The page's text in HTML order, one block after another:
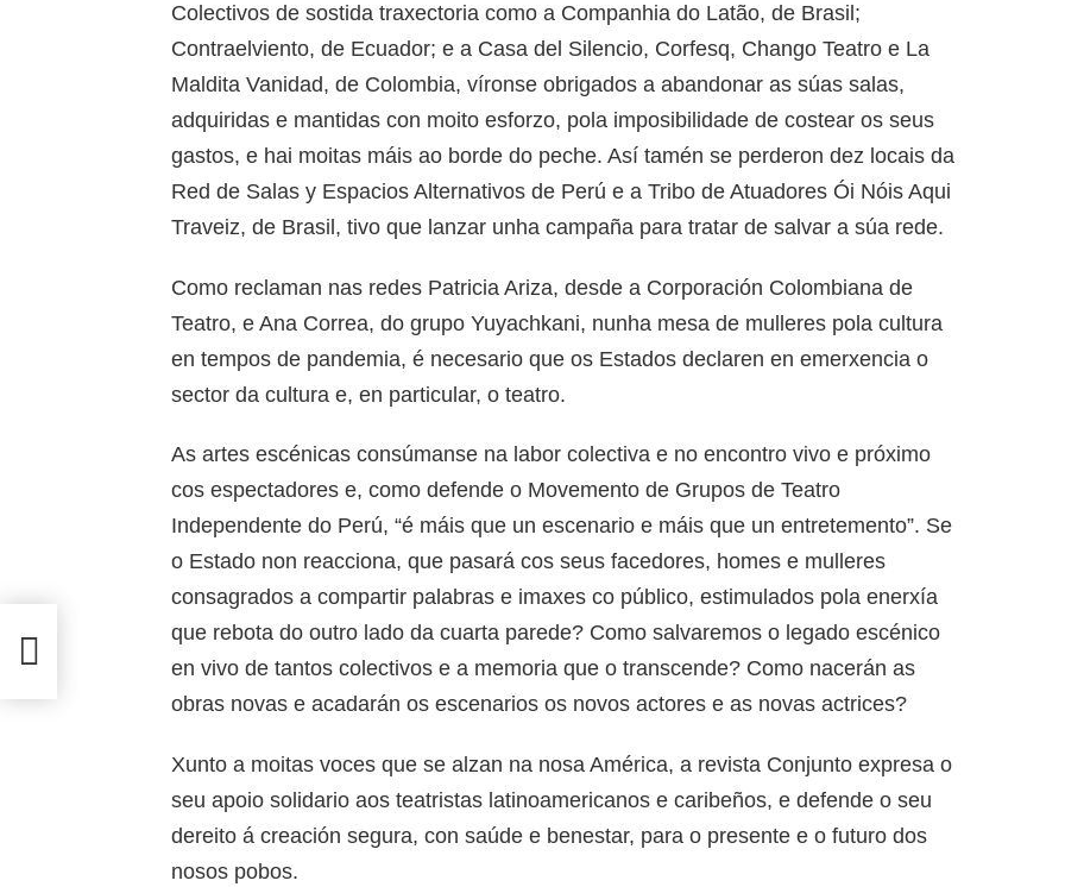
Colectivos de sostida traxectoria como a Companhia do Latão, de Brasil;
Contraelviento, de Ecuador; e a Casa del Silencio, Corfesq, Chango Teatro e La
Maldita Vanidad, de Colombia, víronse obrigados a abandonar as súas salas,
adquiridas e mantidas con moito esforzo, pola imposibilidade de costear os seus
gastos, e hai moitas máis ao borde do peche. Así tamén se perderon dez locais da
Red de Salas y Espacios Alternativos de Perú e a Tribo de Atuadores Ói Nóis Aqui
Traveiz, de Brasil, tivo que lanzar unha campaña para tratar de salvar a súa rede.
Como reclaman nas redes Patricia Ariza, desde a Corporación Colombiana de
Teatro, e Ana Correa, do grupo Yuyachkani, nunha mesa de mulleres pola cultura
en tempos de pandemia, é necesario que os Estados declaren en emerxencia o
sector da cultura e, en particular, o teatro.
As artes escénicas consúmanse na labor colectiva e no encontro vivo e próximo
cos espectadores e, como defende o Movemento de Grupos de Teatro
Independente do Perú, “é máis que un escenario e máis que un entretemento”. Se
o Estado non reacciona, que pasará cos seus facedores, homes e mulleres
consagrados a compartir palabras e imaxes co público, estimulados pola enerxía
que rebota do outro lado da cuarta parede? Como salvaremos o legado escénico
en vivo de tantos colectivos e a memoria que o transcende? Como nacerán as
obras novas e acadarán os escenarios os novos actores e as novas actrices?
Xunto a moitas voces que se alzan na nosa América, a revista Conjunto expresa o
seu apoio solidario aos teatristas latinoamericanos e caribeños, e defende o seu
dereito á creación segura, con saúde e benestar, para o presente e o futuro dos
nosos pobos.